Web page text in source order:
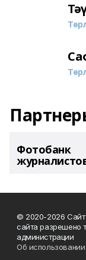
Фотобанк
© 2020-2026 Сайт
сайта разрешено
администрации
Об